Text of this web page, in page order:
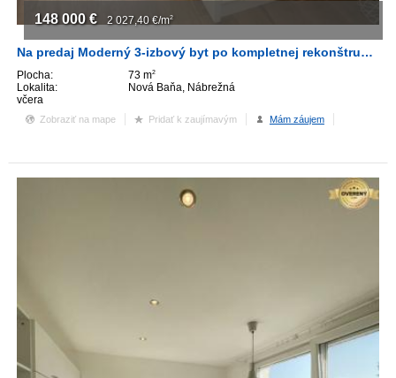
Na predaj Moderný 3-izbový byt po kompletnej rekonštrukcii
Plocha: 73 m2
Lokalita:
Nová Baňa, Nábrežná
včera
148 000 € 2 027,40 €/m2
Zobraziť na mape Pridať k zaujímavým Mám záujem